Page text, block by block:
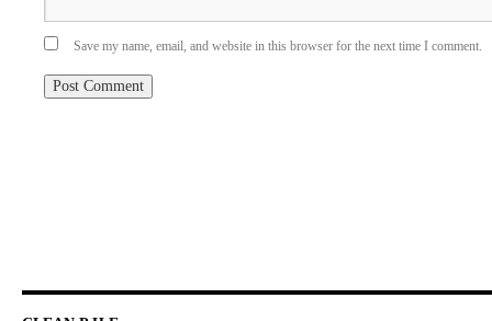
Save my name, email, and website in this browser for the next time I comment.